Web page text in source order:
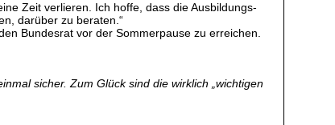
Zeit verlieren. Ich hoffe, dass die Ausbildungs-
darüber zu beraten.“
Bundesrat vor der Sommerpause zu erreichen.
sicher. Zum Glück sind die wirklich „wichtigen